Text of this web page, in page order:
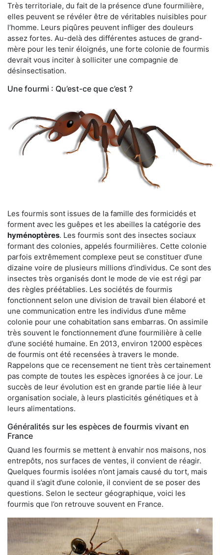
Très territoriale, du fait de la présence d’une fourmilière,
elles peuvent se révéler être de véritables nuisibles pour
l’homme. Leurs piqûres peuvent infliger des douleurs
assez fortes. Au-delà des différentes astuces de grand-
mère pour les tenir éloignés, une forte colonie de fourmis
devrait vous inciter à solliciter une compagnie de
désinsectisation.
Une fourmi : Qu’est-ce que c’est ?
Les fourmis sont issues de la famille des formicidés et
forment avec les guêpes et les abeilles la catégorie des
hyménoptères. Les fourmis sont des insectes sociaux
formant des colonies, appelés fourmilières. Cette colonie
parfois extrêmement complexe peut se constituer d’une
dizaine voire de plusieurs millions d’individus. Ce sont des
insectes très organisés dont le mode de vie est régi par
des règles préétablies. Les sociétés de fourmis
fonctionnent selon une division de travail bien élaboré et
une communication entre les individus d’une même
colonie pour une cohabitation sans embarras. On assimile
très souvent le fonctionnement d’une fourmilière à celle
d’une société humaine. En 2013, environ 12000 espèces
de fourmis ont été recensées à travers le monde.
Rappelons que ce recensement ne tient très certainement
pas compte de toutes les espèces ignorées à ce jour. Le
succès de leur évolution est en grande partie liée à leur
organisation sociale, à leurs plasticités génétiques et à
leurs alimentations.
Généralités sur les espèces de fourmis vivant en
France
Quand les fourmis se mettent à envahir nos maisons, nos
entrepôts, nos surfaces de ventes, il convient de réagir.
Quelques fourmis isolées n’ont jamais causé du tort, mais
quand il s’agit d’une colonie, il convient de se poser des
questions. Selon le secteur géographique, voici les
fourmis que l’on retrouve souvent en France.